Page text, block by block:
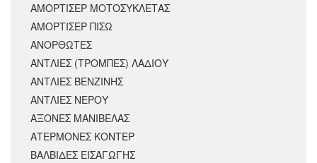
ΑΜΟΡΤΙΣΈΡ ΜΟΤΟΣΥΚΛΈΤΑΣ
ΑΜΟΡΤΙΣΕΡ ΠΙΣΩ
ΑΝΟΡΘΩΤΕΣ
ΑΝΤΛΙΕΣ (ΤΡΟΜΠΕΣ) ΛΑΔΙΟΥ
ΑΝΤΛΙΕΣ ΒΕΝΖΙΝΗΣ
ΑΝΤΛΙΕΣ ΝΕΡΟΥ
ΑΞΟΝΕΣ ΜΑΝΙΒΕΛΑΣ
ΑΤΕΡΜΟΝΕΣ ΚΟΝΤΕΡ
ΒΑΛΒΙΔΕΣ ΕΙΣΑΓΩΓΗΣ